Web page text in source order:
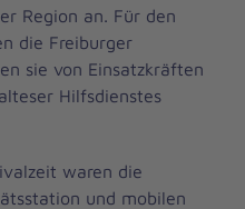
Region an. Für den
die Freiburger
sie von Einsatzkräften
Hilfsdienstes
waren die
und mobilen